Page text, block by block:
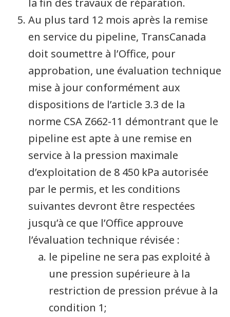
la fin des travaux de réparation.
Au plus tard 12 mois après la remise
en service du pipeline, TransCanada
doit soumettre à l’Office, pour
approbation, une évaluation technique
mise à jour conformément aux
dispositions de l’article 3.3 de la
norme CSA Z662-11 démontrant que le
pipeline est apte à une remise en
service à la pression maximale
d’exploitation de 8 450 kPa autorisée
par le permis, et les conditions
suivantes devront être respectées
jusqu’à ce que l’Office approuve
l’évaluation technique révisée :
le pipeline ne sera pas exploité à
une pression supérieure à la
restriction de pression prévue à la
condition 1;